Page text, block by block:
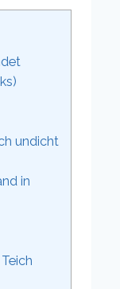
undicht
in